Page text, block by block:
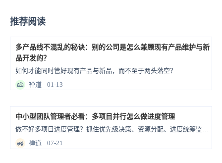
推荐阅读
多产品线不混乱的秘诀：别的公司是怎么兼顾现有产品维护与新
品开发的？
如何才能同时管好现有产品与新品，而不至于两头落空？
🧀
禅道 01-13
中小型团队管理者必看：多项目并行怎么做进度管理
做不好多项目进度管理？抓住优先级决策、资源分配、进度统筹监管三项工作。
🚜
禅道 07-21